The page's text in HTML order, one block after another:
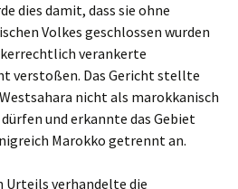
dies damit, dass sie ohne
Volkes geschlossen wurden
verankerte
verstoßen. Das Gericht stellte
nicht als marokkanisch
und erkannte das Gebiet
Marokko getrennt an.
Urteils verhandelte die